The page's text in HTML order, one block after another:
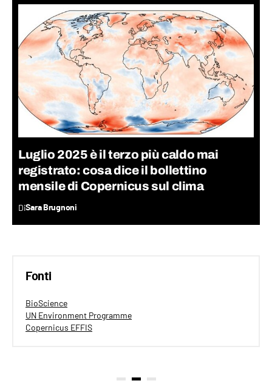
Luglio 2025 è il terzo più caldo mai
registrato: cosa dice il bollettino
mensile di Copernicus sul clima
DiSara Brugnoni
Fonti
BioScience
UN Environment Programme
Copernicus EFFIS